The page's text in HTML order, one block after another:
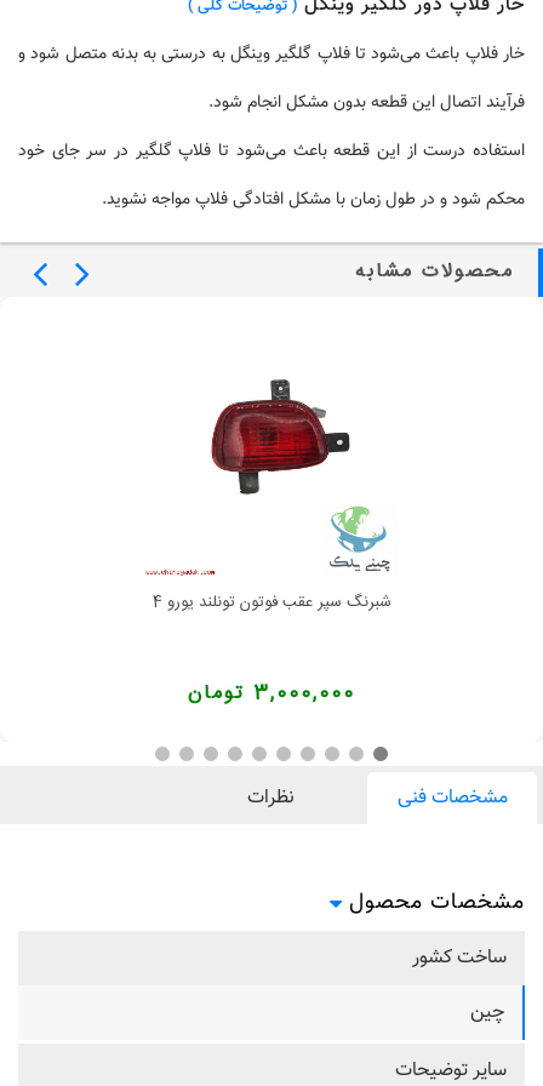
( توضیحات کلی )
خار فلاپ باعث می‌شود تا فلاپ گلگیر وینگل به درستی به بدنه متصل شود و
فرآیند اتصال این قطعه بدون مشکل انجام شود.
استفاده درست از این قطعه باعث می‌شود تا فلاپ گلگیر در سر جای خود
محکم شود و در طول زمان با مشکل افتادگی فلاپ مواجه نشوید.
محصولات مشابه
شبرنگ سپر عقب فوتون تونلند یورو 4
3,000,000 تومان
مشخصات فنی نظرات
مشخصات محصول
ساخت کشور
چین
سایر توضیحات